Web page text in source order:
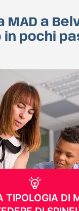
MAD a
in pochi
TIPOLOGIA DI